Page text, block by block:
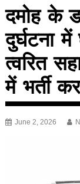
दमोह के
दुर्घटना
त्वरित
में भर्ती
June 2, 2026